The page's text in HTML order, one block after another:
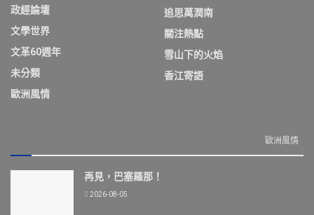
政經論壇
文學世界
文革60週年
未分類
歐洲風情
追思萬潤南
關注熱點
雪山下的火焰
香江寄語
歐洲風情
再見，巴塞羅那！
2026-08-05